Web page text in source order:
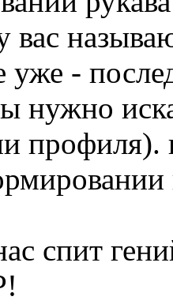
вас
уже -
нужно
профиля).
спит